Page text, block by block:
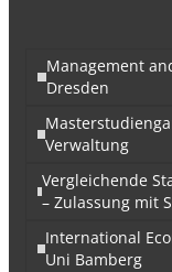
Management
Dresden
Verwaltung
Vergleichende
– Zulassung mit
International
Uni Bamberg